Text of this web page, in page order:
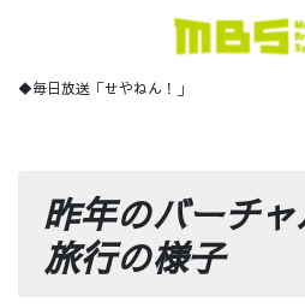
◆毎日放送「せやねん！」
昨年のバーチ
旅行の様子